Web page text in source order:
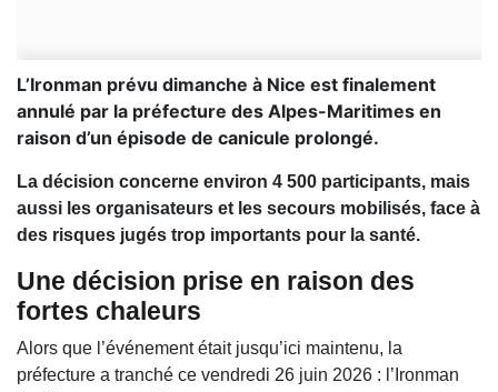
L’Ironman prévu dimanche à Nice est finalement
annulé par la préfecture des Alpes-Maritimes en
raison d’un épisode de canicule prolongé.
La décision concerne environ 4 500 participants, mais
aussi les organisateurs et les secours mobilisés, face à
des risques jugés trop importants pour la santé.
Une décision prise en raison des
fortes chaleurs
Alors que l’événement était jusqu’ici maintenu, la
préfecture a tranché ce vendredi 26 juin 2026 : l’Ironman